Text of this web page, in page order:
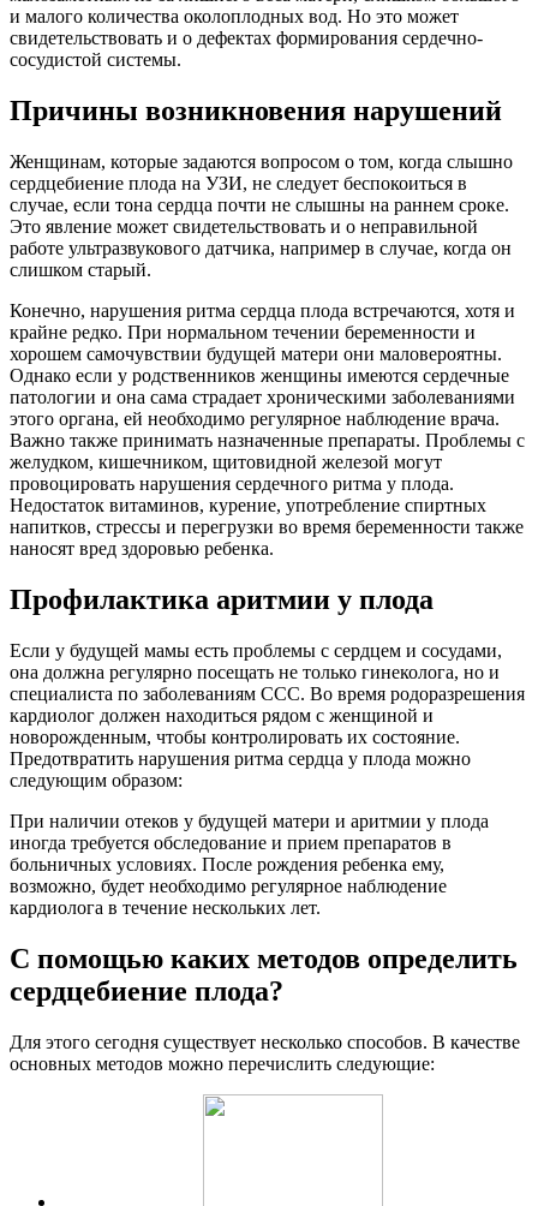
и малого количества околоплодных вод. Но это может
свидетельствовать и о дефектах формирования сердечно-
сосудистой системы.
Причины возникновения нарушений
Женщинам, которые задаются вопросом о том, когда слышно
сердцебиение плода на УЗИ, не следует беспокоиться в
случае, если тона сердца почти не слышны на раннем сроке.
Это явление может свидетельствовать и о неправильной
работе ультразвукового датчика, например в случае, когда он
слишком старый.
Конечно, нарушения ритма сердца плода встречаются, хотя и
крайне редко. При нормальном течении беременности и
хорошем самочувствии будущей матери они маловероятны.
Однако если у родственников женщины имеются сердечные
патологии и она сама страдает хроническими заболеваниями
этого органа, ей необходимо регулярное наблюдение врача.
Важно также принимать назначенные препараты. Проблемы с
желудком, кишечником, щитовидной железой могут
провоцировать нарушения сердечного ритма у плода.
Недостаток витаминов, курение, употребление спиртных
напитков, стрессы и перегрузки во время беременности также
наносят вред здоровью ребенка.
Профилактика аритмии у плода
Если у будущей мамы есть проблемы с сердцем и сосудами,
она должна регулярно посещать не только гинеколога, но и
специалиста по заболеваниям ССС. Во время родоразрешения
кардиолог должен находиться рядом с женщиной и
новорожденным, чтобы контролировать их состояние.
Предотвратить нарушения ритма сердца у плода можно
следующим образом:
При наличии отеков у будущей матери и аритмии у плода
иногда требуется обследование и прием препаратов в
больничных условиях. После рождения ребенка ему,
возможно, будет необходимо регулярное наблюдение
кардиолога в течение нескольких лет.
С помощью каких методов определить
сердцебиение плода?
Для этого сегодня существует несколько способов. В качестве
основных методов можно перечислить следующие: